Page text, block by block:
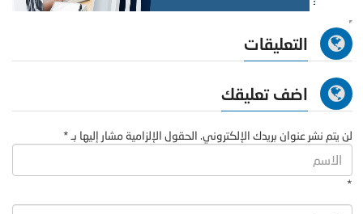
التعليقات
اضف تعليقك
لن يتم نشر عنوان بريدك الإلكتروني. الحقول الإلزامية مشار إليها بـ *
*